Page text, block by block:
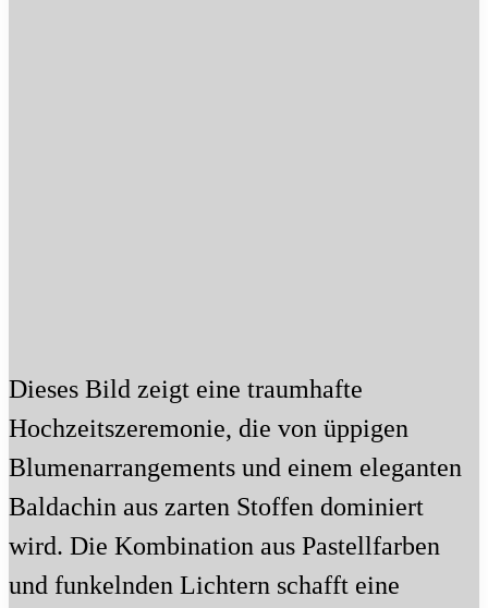
Dieses Bild zeigt eine traumhafte
Hochzeitszeremonie, die von üppigen
Blumenarrangements und einem eleganten
Baldachin aus zarten Stoffen dominiert
wird. Die Kombination aus Pastellfarben
und funkelnden Lichtern schafft eine